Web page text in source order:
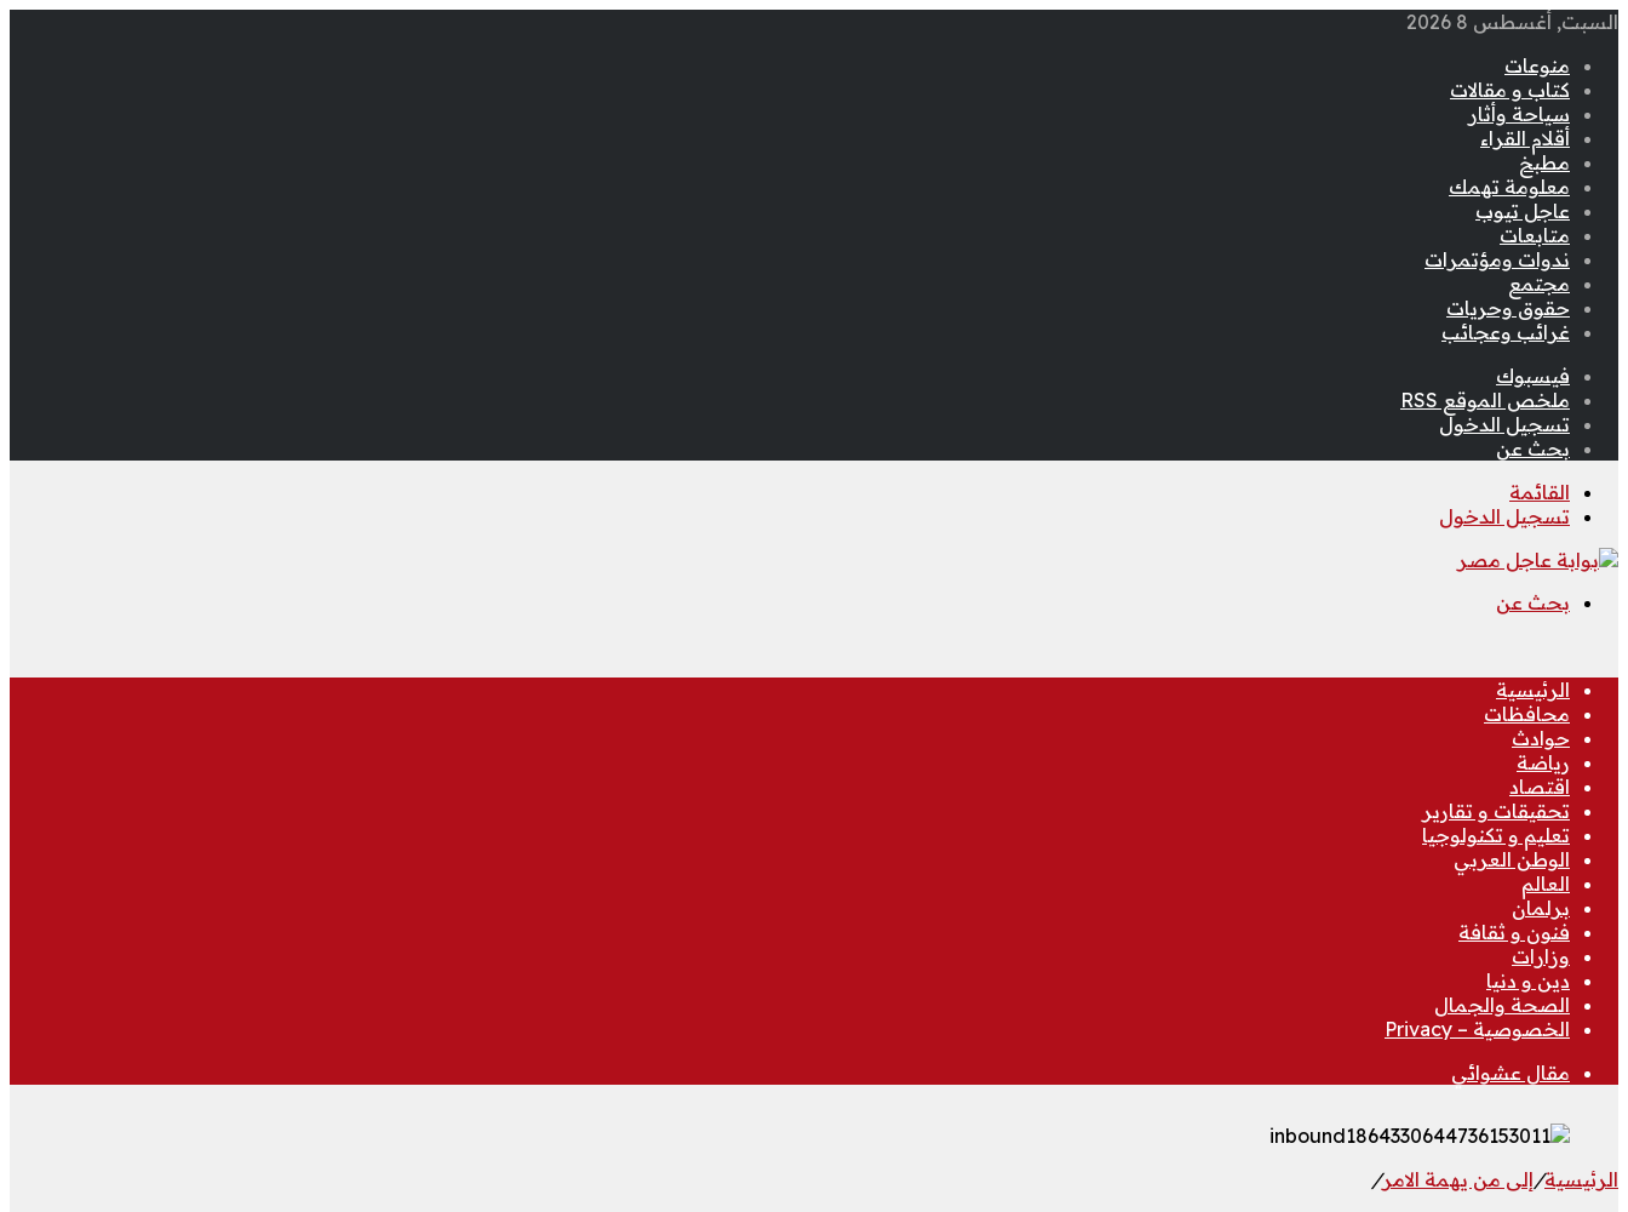
السبت, أغسطس 8 2026
منوعات
كتاب و مقالات
سياحة وأثار
أقلام القراء
مطبخ
معلومة تهمك
عاجل تيوب
متابعات
ندوات ومؤتمرات
مجتمع
حقوق وحريات
غرائب وعجائب
فيسبوك
ملخص الموقع RSS
تسجيل الدخول
بحث عن
القائمة
تسجيل الدخول
بحث عن
الرئيسية
محافظات
حوادث
رياضة
اقتصاد
تحقيقات و تقارير
تعليم و تكنولوجيا
الوطن العربي
العالم
برلمان
فنون و ثقافة
وزارات
دين و دنيا
الصحة والجمال
الخصوصية – Privacy
مقال عشوائي
الرئيسية/إلى من يهمة الامر/